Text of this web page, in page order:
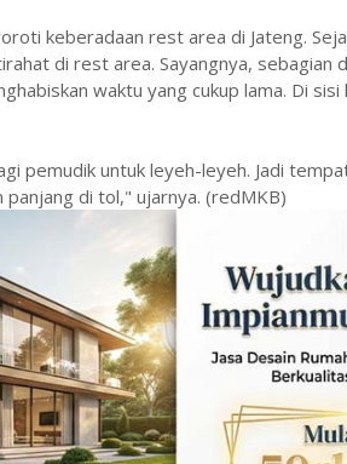
keberadaan rest area di Jateng.
di rest area. Sayangnya,
waktu yang cukup lama. Di
pemudik untuk leyeh-leyeh. Jadi
di tol," ujarnya. (redMKB)